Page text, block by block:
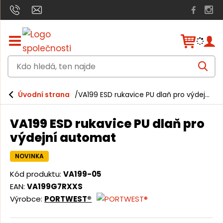
Z
o
b
a
i
t
s
k
ý
t
h
a
v
d
o
h
e
d
á
t
e
n
V
y
l
e
d
Úvodní strana VA199 ESD rukavice PU dlaň pro výdejní automat
VA199 ESD rukavice PU dlaň pro
výdejní automat
NOVINKA
Kód produktu: VA199-05
EAN: VA199G7RXXS
Výrobce: PORTWEST®